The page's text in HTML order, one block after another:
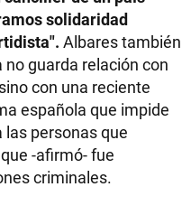
solidaridad
Albares también
guarda relación con
con una reciente
española que impide
personas que
-afirmó- fue
criminales.